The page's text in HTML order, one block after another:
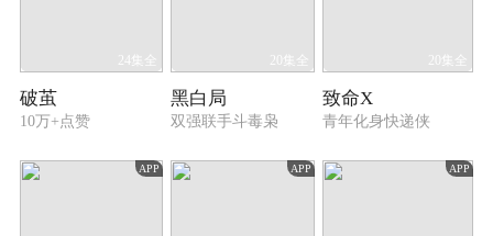
24集全
破茧
10万+点赞
20集全
黑白局
双强联手斗毒枭
20集全
致命X
青年化身快递侠
APP APP APP